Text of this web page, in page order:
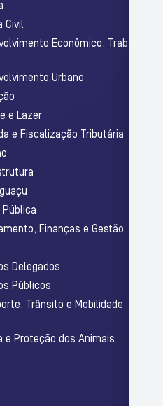
Civil
Econômico, Trabalho
Urbano
e Lazer
e Fiscalização Tributária
Pública
Finanças e Gestão
Delegados
Públicos
Trânsito e Mobilidade
e Proteção dos Animais